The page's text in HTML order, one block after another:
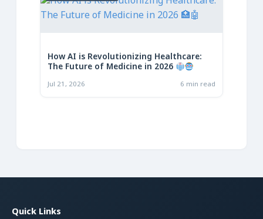
How AI is Revolutionizing Healthcare:
The Future of Medicine in 2026
Jul 21, 2026 6 min read
Quick Links